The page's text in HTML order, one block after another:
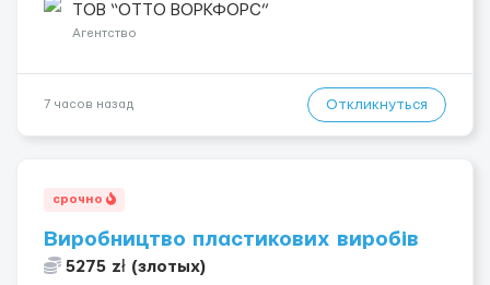
підібрати посаду відповідно до Ваших навичок
Локація: Мисловіце Форма пр...
ТОВ “ОТТО ВОРКФОРС”
Агентство
7 часов назад Откликнуться
срочно
Виробництво пластикових виробів
5275 zł (злотых)